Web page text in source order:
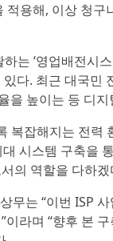
용해, 이상 청
는 ‘영업배전시
다. 최근 대국민
을 높이는 등 디
복잡해지는 전
대 시스템 구축
의 역할을 다하
무는 “이번 ISP
라며 “향후 본